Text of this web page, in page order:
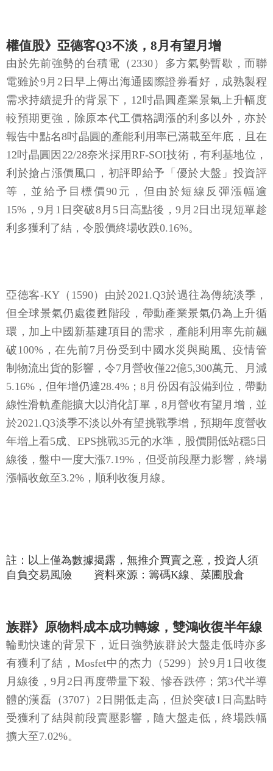
權值股》亞德客Q3不淡，8月有望月增
由於先前強勢的台積電（2330）多方氣勢暫歇，而聯
電雖於9月2日早上傳出海通國際證券看好，成熟製程
需求持續提升的背景下，12吋晶圓產業景氣上升幅度
較預期更強，除原本代工價格調漲的利多以外，亦於
報告中點名8吋晶圓的產能利用率已滿載至年底，且在
12吋晶圓因22/28奈米採用RF-SOI技術，有利基地位，
利於搶占漲價風口，初評即給予「優於大盤」投資評
等，並給予目標價90元，但由於短線反彈漲幅逾
15%，9月1日突破8月5日高點後，9月2日出現短單趁
利多獲利了結，令股價終場收跌0.16%。
亞德客-KY（1590）由於2021.Q3於過往為傳統淡季，
但全球景氣仍處復甦階段，帶動產業景氣仍為上升循
環，加上中國新基建項目的需求，產能利用率先前飆
破100%，在先前7月份受到中國水災與颱風、疫情管
制物流出貨的影響，令7月營收僅22億5,300萬元、月減
5.16%，但年增仍達28.4%；8月份因有設備到位，帶動
線性滑軌產能擴大以消化訂單，8月營收有望月增，並
於2021.Q3淡季不淡以外有望挑戰季增，預期年度營收
年增上看5成、EPS挑戰35元的水準，股價開低站穩5日
線後，盤中一度大漲7.19%，但受前段壓力影響，終場
漲幅收斂至3.2%，順利收復月線。
註：以上僅為數據揭露，無推介買賣之意，投資人須
自負交易風險 資料來源：籌碼K線、菜圃股倉
族群》原物料成本成功轉嫁，雙鴻收復半年線
輪動快速的背景下，近日強勢族群於大盤走低時亦多
有獲利了結，Mosfet中的杰力（5299）於9月1日收復
月線後，9月2日再度帶量下殺、慘吞跌停；第3代半導
體的漢磊（3707）2日開低走高，但於突破1日高點時
受獲利了結與前段賣壓影響，隨大盤走低，終場跌幅
擴大至7.02%。